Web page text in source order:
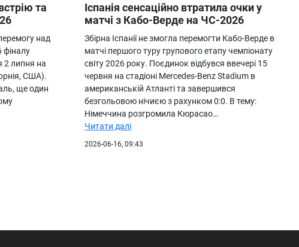
та
над
фіналу
2 липня на
США).
ще один
Іспанія сенсаційно втратила очки у
матчі з Кабо-Верде на ЧС-2026
Збірна Іспанії не змогла перемогти Кабо-Верде в
матчі першого туру групового етапу чемпіонату
світу 2026 року. Поєдинок відбувся ввечері 15
червня на стадіоні Mercedes-Benz Stadium в
американській Атланті та завершився
безгольовою нічиєю з рахунком 0:0. В тему:
Німеччина розгромила Кюрасао…
Читати далі
2026-06-16, 09:43